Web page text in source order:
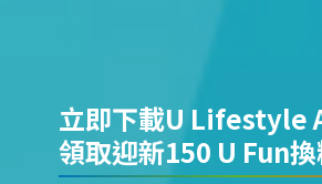
立即下載U Lifestyle
領取迎新150 U Fun換